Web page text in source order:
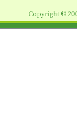
ン
Copyright ©